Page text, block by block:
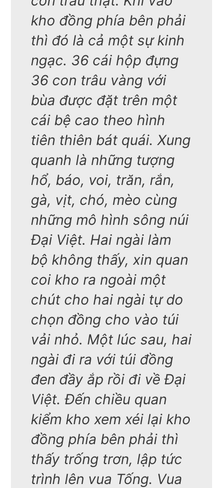
kho đồng phía bên phải
thì đó là cả một sự kinh
ngạc. 36 cái hộp đựng
36 con trâu vàng với
bùa được đặt trên một
cái bệ cao theo hình
tiên thiên bát quái. Xung
quanh là những tượng
hổ, báo, voi, trăn, rắn,
gà, vịt, chó, mèo cùng
những mô hình sông núi
Đại Việt. Hai ngài làm
bộ không thấy, xin quan
coi kho ra ngoài một
chút cho hai ngài tự do
chọn đồng cho vào túi
vải nhỏ. Một lúc sau, hai
ngài đi ra với túi đồng
đen đầy ắp rồi đi về Đại
Việt. Đến chiều quan
kiểm kho xem xéi lại kho
đồng phía bên phải thì
thấy trống trơn, lập tức
trình lên vua Tống. Vua